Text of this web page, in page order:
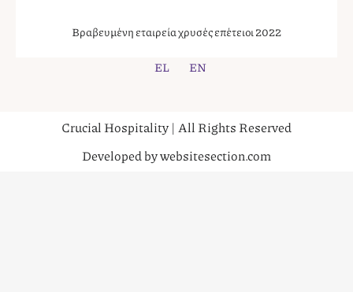
Βραβευμένη εταιρεία χρυσές επέτειοι 2022
EL EN
Crucial Hospitality | All Rights Reserved
Developed by websitesection.com